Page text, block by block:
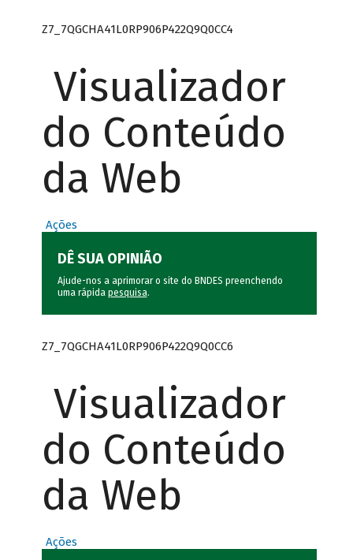
Z7_7QGCHA41L0RP906P422Q9Q0CC4
Visualizador
do Conteúdo
da Web
Ações
DÊ SUA OPINIÃO
Ajude-nos a aprimorar o site do BNDES preenchendo
uma rápida pesquisa.
Z7_7QGCHA41L0RP906P422Q9Q0CC6
Visualizador
do Conteúdo
da Web
Ações